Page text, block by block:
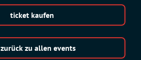
ticket kaufen
zurück zu allen events